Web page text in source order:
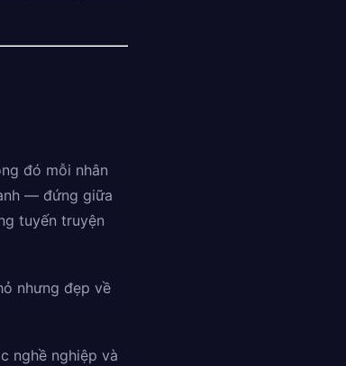
đó mỗi nhân
— đứng giữa
tuyến truyện
nhưng đẹp về
nghề nghiệp và